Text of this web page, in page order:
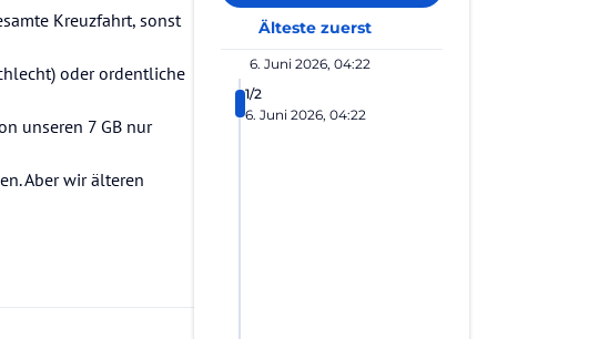
Kreuzfahrt, sonst
oder ordentliche
unseren 7 GB nur
Aber wir älteren
Älteste zuerst
6. Juni 2026, 04:22
1/2
6. Juni 2026, 04:22